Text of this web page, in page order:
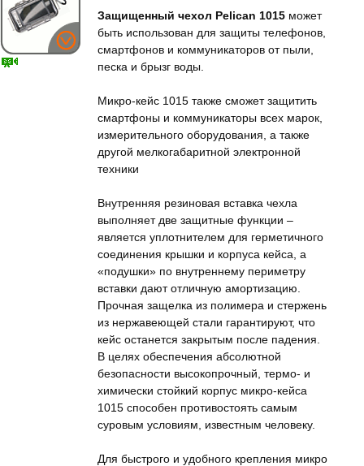
Защищенный чехол Pelican 1015 может
быть использован для защиты телефонов,
смартфонов и коммуникаторов от пыли,
песка и брызг воды.
Микро-кейс 1015 также сможет защитить
смартфоны и коммуникаторы всех марок,
измерительного оборудования, а также
другой мелкогабаритной электронной
техники
Внутренняя резиновая вставка чехла
выполняет две защитные функции –
является уплотнителем для герметичного
соединения крышки и корпуса кейса, а
«подушки» по внутреннему периметру
вставки дают отличную амортизацию.
Прочная защелка из полимера и стержень
из нержавеющей стали гарантируют, что
кейс останется закрытым после падения.
В целях обеспечения абсолютной
безопасности высокопрочный, термо- и
химически стойкий корпус микро-кейса
1015 способен противостоять самым
суровым условиям, известным человеку.
Для быстрого и удобного крепления микро